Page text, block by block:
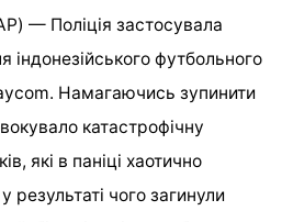
— Поліція застосувала
індонезійського футбольного
Намагаючись зупинити
катастрофічну
які в паніці хаотично
результаті чого загинули